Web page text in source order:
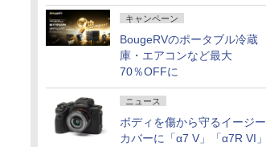
キャンペーン
BougeRVのポータブル冷蔵
庫・エアコンなど最大
70％OFFに
ニュース
ボディを傷から守るイージー
カバーに「α7 V」「α7R VI」